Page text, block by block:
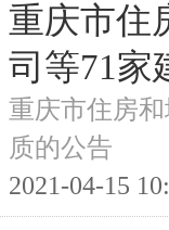
重庆市住
司等71家
重庆市住房
质的公告
2021-04-15